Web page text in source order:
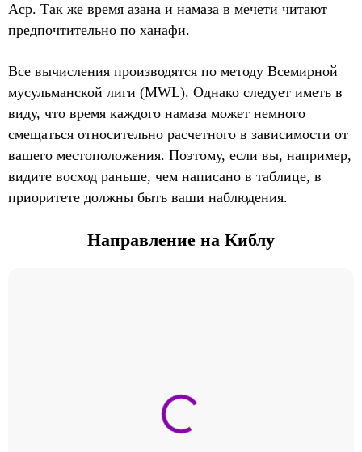
Аср. Так же время азана и намаза в мечети читают
предпочтительно по ханафи.
Все вычисления производятся по методу Всемирной
мусульманской лиги (MWL). Однако следует иметь в
виду, что время каждого намаза может немного
смещаться относительно расчетного в зависимости от
вашего местоположения. Поэтому, если вы, например,
видите восход раньше, чем написано в таблице, в
приоритете должны быть ваши наблюдения.
Направление на Киблу